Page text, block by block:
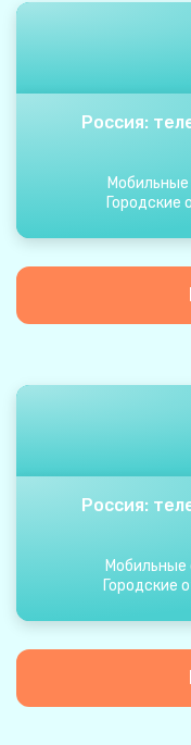
Россия:
Мобильные
Городские
Россия:
Мобильные
Городские